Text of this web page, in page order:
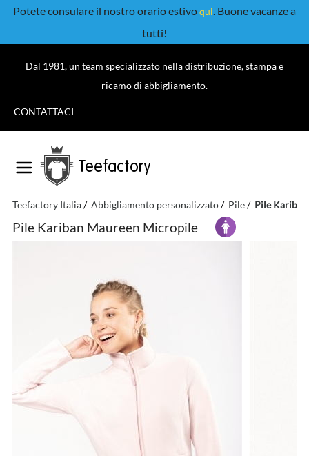
Potete consulare il nostro orario estivoqui. Buone vacanze a
tutti!
Dal 1981, un team specializzato nella distribuzione, stampa e
ricamo di abbigliamento.
CONTATTACI
Teefactory
Teefactory Italia Abbigliamento personalizzato Pile Pile
Pile Kariban Maureen Micropile